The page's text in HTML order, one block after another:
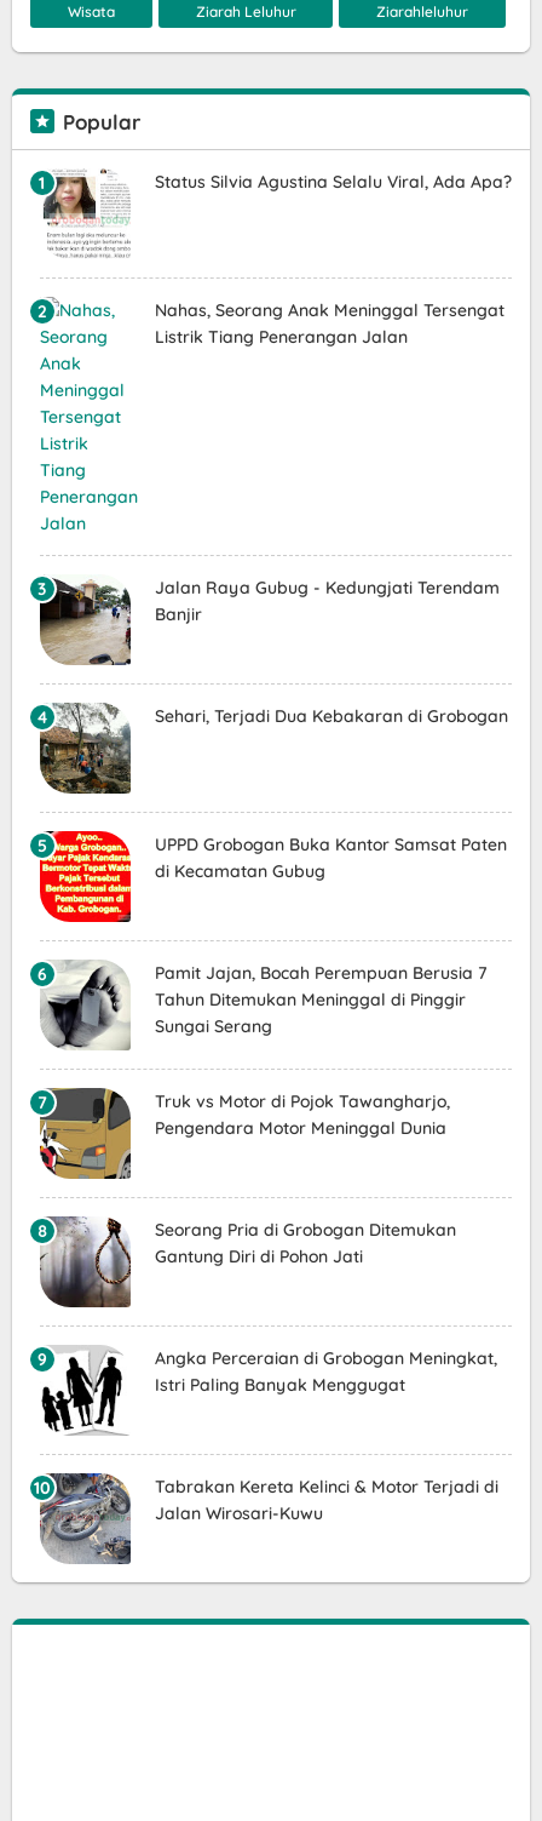
Wisata Ziarah Leluhur Ziarahleluhur
Popular
Status Silvia Agustina Selalu Viral, Ada Apa?
Nahas, Seorang Anak Meninggal Tersengat
Listrik Tiang Penerangan Jalan
Jalan Raya Gubug - Kedungjati Terendam
Banjir
Sehari, Terjadi Dua Kebakaran di Grobogan
UPPD Grobogan Buka Kantor Samsat Paten
di Kecamatan Gubug
Pamit Jajan, Bocah Perempuan Berusia 7
Tahun Ditemukan Meninggal di Pinggir
Sungai Serang
Truk vs Motor di Pojok Tawangharjo,
Pengendara Motor Meninggal Dunia
Seorang Pria di Grobogan Ditemukan
Gantung Diri di Pohon Jati
Angka Perceraian di Grobogan Meningkat,
Istri Paling Banyak Menggugat
Tabrakan Kereta Kelinci & Motor Terjadi di
Jalan Wirosari-Kuwu